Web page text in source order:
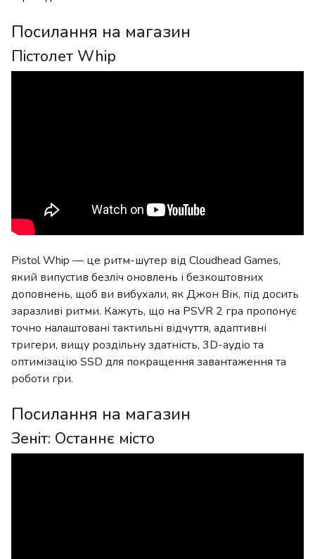
Посилання на магазин
Пістолет Whip
Pistol Whip — це ритм-шутер від Cloudhead Games,
який випустив безліч оновлень і безкоштовних
доповнень, щоб ви вибухали, як Джон Вік, під досить
заразливі ритми. Кажуть, що на PSVR 2 гра пропонує
точно налаштовані тактильні відчуття, адаптивні
тригери, вищу роздільну здатність, 3D-аудіо та
оптимізацію SSD для покращення завантаження та
роботи гри.
Посилання на магазин
Зеніт: Останнє місто